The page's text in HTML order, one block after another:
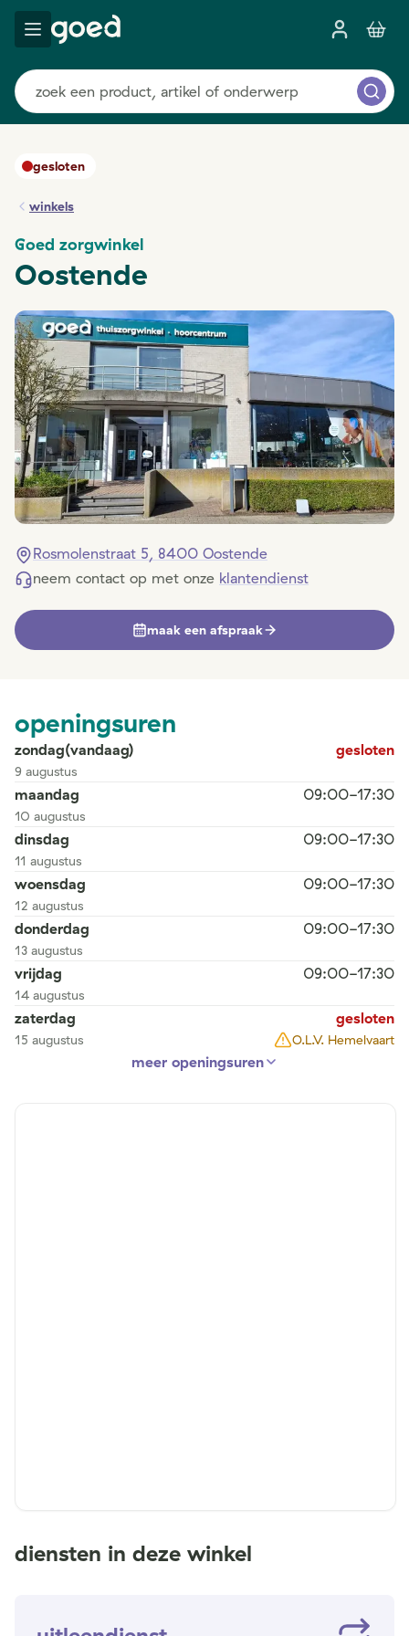
winkels
Goed zorgwinkel
Oostende
gesloten
Rosmolenstraat 5, 8400 Oostende
neem contact op met onze klantendienst
maak een afspraak
openingsuren
zondag(vandaag)
9 augustus
gesloten
maandag
10 augustus
09:00-17:30
dinsdag
11 augustus
09:00-17:30
woensdag
12 augustus
09:00-17:30
donderdag
13 augustus
09:00-17:30
vrijdag
14 augustus
09:00-17:30
zaterdag
15 augustus
gesloten
O.L.V. Hemelvaart
meer openingsuren
diensten in deze winkel